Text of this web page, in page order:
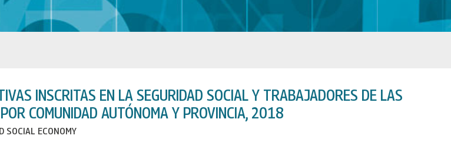
INSCRITAS EN LA SEGURIDAD SOCIAL Y TRABAJADORES DE LAS
COMUNIDAD AUTÓNOMA Y PROVINCIA, 2018
SOCIAL ECONOMY